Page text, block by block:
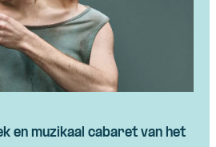
en muzikaal cabaret van het